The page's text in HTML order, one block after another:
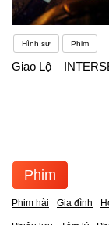
Hình sự Phim
Giao Lộ –
Phim
Phim hài Gia đình